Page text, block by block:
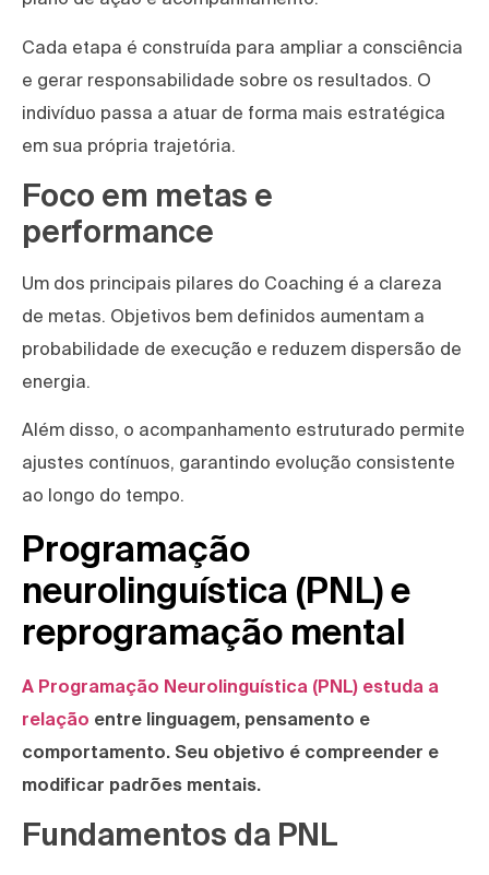
Cada etapa é construída para ampliar a consciência
e gerar responsabilidade sobre os resultados. O
indivíduo passa a atuar de forma mais estratégica
em sua própria trajetória.
Foco em metas e
performance
Um dos principais pilares do Coaching é a clareza
de metas. Objetivos bem definidos aumentam a
probabilidade de execução e reduzem dispersão de
energia.
Além disso, o acompanhamento estruturado permite
ajustes contínuos, garantindo evolução consistente
ao longo do tempo.
Programação
neurolinguística (PNL) e
reprogramação mental
A Programação Neurolinguística (PNL) estuda a
relação entre linguagem, pensamento e
comportamento. Seu objetivo é compreender e
modificar padrões mentais.
Fundamentos da PNL